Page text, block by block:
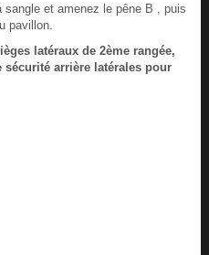
sangle et amenez le pêne B , puis
pavillon.
latéraux de 2ème rangée,
arrière latérales pour